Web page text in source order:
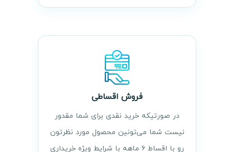
فروش اقساطی
در صورتیکه خرید نقدی برای شما مقدور
نیست شما می‌تونین محصول مورد نظرتون
رو با اقساط ۶ ماهه با شرایط ویژه خریداری